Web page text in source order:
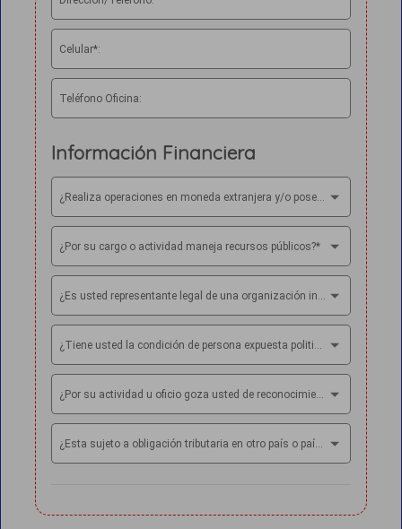
Celular*:
Teléfono Oficina:
Información Financiera
¿Realiza operaciones en moneda extranjera y/o posee cuentas bancarias en el exterior?*
¿Por su cargo o actividad maneja recursos públicos?*
¿Por su actividad u oficio goza usted de reconocimiento público general?*
¿Esta sujeto a obligación tributaria en otro país o países?*